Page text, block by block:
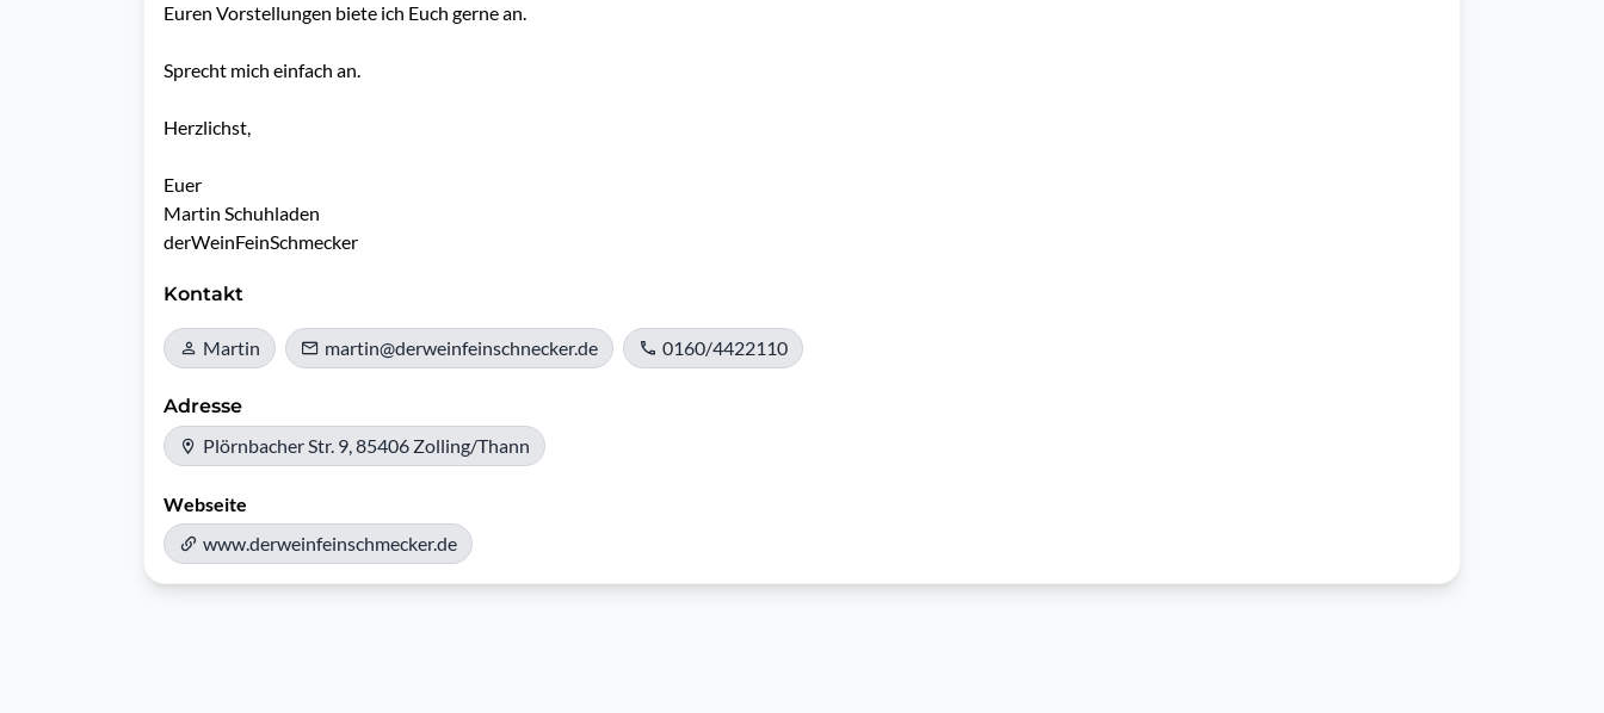
Euren Vorstellungen biete ich Euch gerne an.
Sprecht mich einfach an.
Herzlichst,
Euer
Martin Schuhladen
derWeinFeinSchmecker
Kontakt
Martin martin@derweinfeinschnecker.de 0160/4422110
Adresse
Plörnbacher Str. 9, 85406 Zolling/Thann
Webseite
www.derweinfeinschmecker.de